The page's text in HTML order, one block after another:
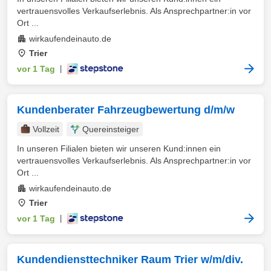
vertrauensvolles Verkaufserlebnis. Als Ansprechpartner:in vor
Ort ...
wirkaufendeinauto.de
Trier
vor 1 Tag
Kundenberater Fahrzeugbewertung d/m/w
Vollzeit
Quereinsteiger
In unseren Filialen bieten wir unseren Kund:innen ein
vertrauensvolles Verkaufserlebnis. Als Ansprechpartner:in vor
Ort ...
wirkaufendeinauto.de
Trier
vor 1 Tag
Kundendiensttechniker Raum Trier w/m/div.